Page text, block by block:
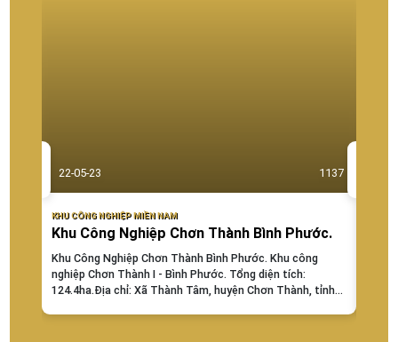
22-05-23 1137
KHU CÔNG NGHIỆP MIỀN NAM
Khu Công Nghiệp Chơn Thành Bình Phước.
Khu Công Nghiệp Chơn Thành Bình Phước. Khu công
nghiệp Chơn Thành I - Bình Phước. Tổng diện tích:
124.4ha.Địa chỉ: Xã Thành Tâm, huyện Chơn Thành, tỉnh